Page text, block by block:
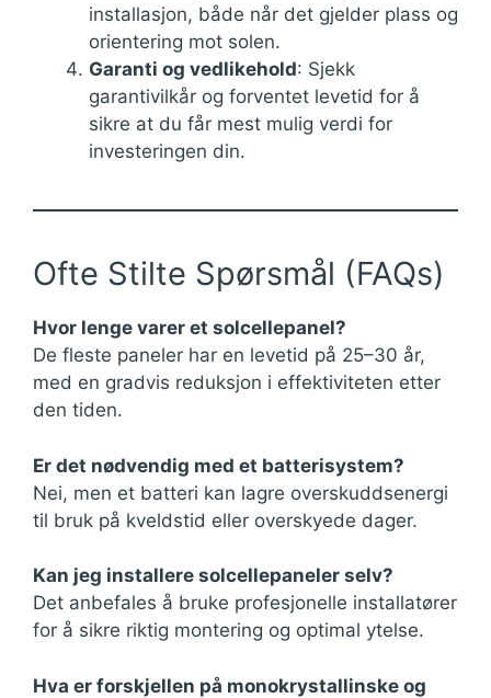
installasjon, både når det gjelder plass og
orientering mot solen.
Garanti og vedlikehold: Sjekk
garantivilkår og forventet levetid for å
sikre at du får mest mulig verdi for
investeringen din.
Ofte Stilte Spørsmål (FAQs)
Hvor lenge varer et solcellepanel?
De fleste paneler har en levetid på 25–30 år,
med en gradvis reduksjon i effektiviteten etter
den tiden.
Er det nødvendig med et batterisystem?
Nei, men et batteri kan lagre overskuddsenergi
til bruk på kveldstid eller overskyede dager.
Kan jeg installere solcellepaneler selv?
Det anbefales å bruke profesjonelle installatører
for å sikre riktig montering og optimal ytelse.
Hva er forskjellen på monokrystallinske og